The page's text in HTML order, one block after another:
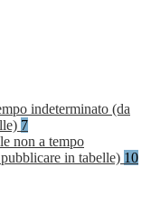
indeterminato (da
7
non a tempo
in tabelle) 10